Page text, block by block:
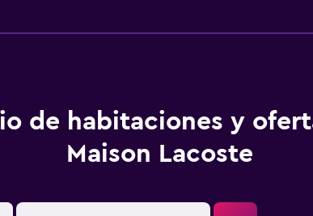
de habitaciones y
Maison Lacoste